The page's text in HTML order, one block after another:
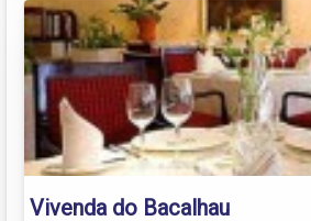
Vivenda do Bacalhau